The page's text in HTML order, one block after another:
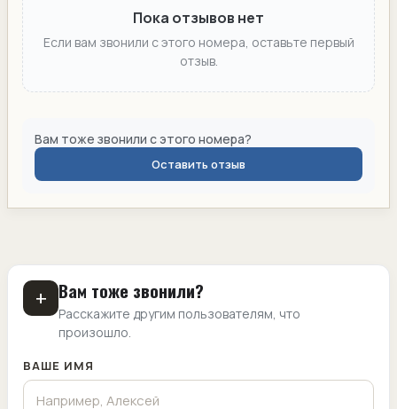
Пока отзывов нет
Если вам звонили с этого номера, оставьте первый
отзыв.
Вам тоже звонили с этого номера?
Оставить отзыв
+ Вам тоже звонили?
Расскажите другим пользователям, что
произошло.
ВАШЕ ИМЯ